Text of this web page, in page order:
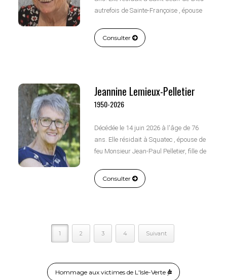
autrefois de Sainte-Françoise , épouse
feu Monsieur Alphée Ouellet et de feu
dame Marie-Blanche Rioux.
Consulter
Jeannine Lemieux-Pelletier
1950-2026
Décédée le 14 juin 2026 à l'âge de 76
ans. Elle résidait à Squatec , épouse de
feu Monsieur Jean-Paul Pelletier, fille de
dame Marie-Rose Morin.
Consulter
1 2 3 4 Suivant
Hommage aux victimes de L'Isle-Verte